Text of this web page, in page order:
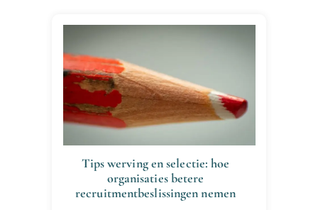
Tips werving en selectie: hoe
organisaties betere
recruitmentbeslissingen nemen